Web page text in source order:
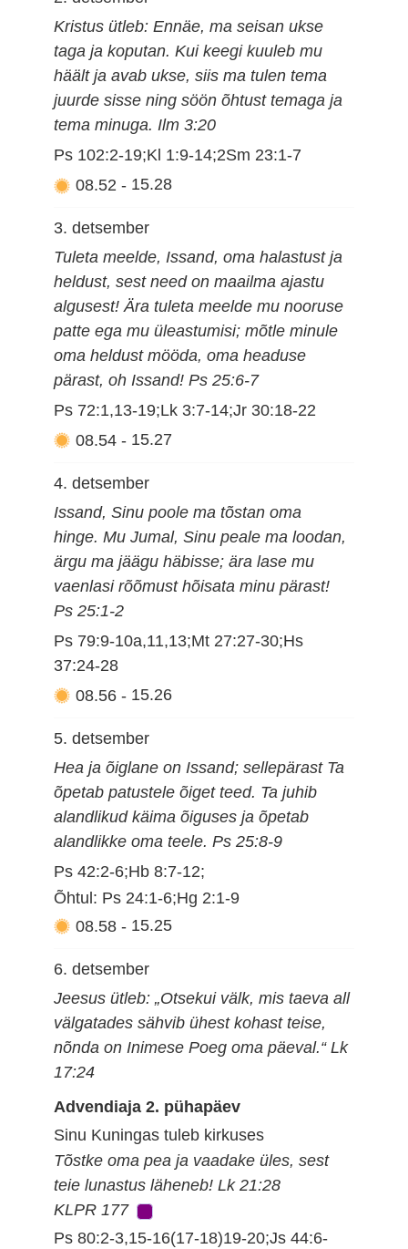
Kristus ütleb: Ennäe, ma seisan ukse
taga ja koputan. Kui keegi kuuleb mu
häält ja avab ukse, siis ma tulen tema
juurde sisse ning söön õhtust temaga ja
tema minuga. Ilm 3:20
Ps 102:2-19;Kl 1:9-14;2Sm 23:1-7
08.52 - 15.28
3. detsember
Tuleta meelde, Issand, oma halastust ja
heldust, sest need on maailma ajastu
algusest! Ära tuleta meelde mu nooruse
patte ega mu üleastumisi; mõtle minule
oma heldust mööda, oma headuse
pärast, oh Issand! Ps 25:6-7
Ps 72:1,13-19;Lk 3:7-14;Jr 30:18-22
08.54 - 15.27
4. detsember
Issand, Sinu poole ma tõstan oma
hinge. Mu Jumal, Sinu peale ma loodan,
ärgu ma jäägu häbisse; ära lase mu
vaenlasi rõõmust hõisata minu pärast!
Ps 25:1-2
Ps 79:9-10a,11,13;Mt 27:27-30;Hs
37:24-28
08.56 - 15.26
5. detsember
Hea ja õiglane on Issand; sellepärast Ta
õpetab patustele õiget teed. Ta juhib
alandlikud käima õiguses ja õpetab
alandlikke oma teele. Ps 25:8-9
Ps 42:2-6;Hb 8:7-12;
Õhtul: Ps 24:1-6;Hg 2:1-9
08.58 - 15.25
6. detsember
Jeesus ütleb: „Otsekui välk, mis taeva all
välgatades sähvib ühest kohast teise,
nõnda on Inimese Poeg oma päeval.“ Lk
17:24
Advendiaja 2. pühapäev
Sinu Kuningas tuleb kirkuses
Tõstke oma pea ja vaadake üles, sest
teie lunastus läheneb! Lk 21:28
KLPR 177
Ps 80:2-3,15-16(17-18)19-20;Js 44:6-